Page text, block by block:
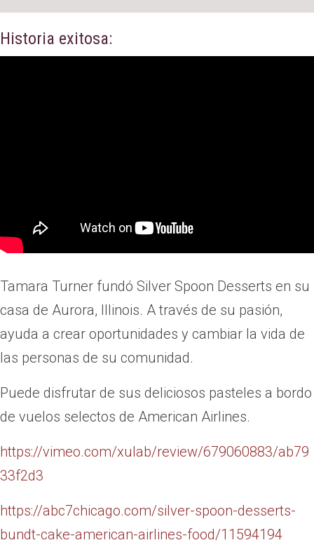
Historia exitosa:
Tamara Turner fundó Silver Spoon Desserts en su
casa de Aurora, Illinois. A través de su pasión,
ayuda a crear oportunidades y cambiar la vida de
las personas de su comunidad.
Puede disfrutar de sus deliciosos pasteles a bordo
de vuelos selectos de American Airlines.
https://vimeo.com/xulab/review/679060883/ab79
33f2d3
https://abc7chicago.com/silver-spoon-desserts-
bundt-cake-american-airlines-food/11594194